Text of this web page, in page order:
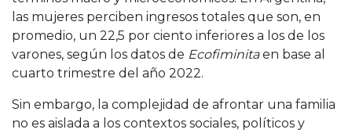
las mujeres perciben ingresos totales que son, en
promedio, un 22,5 por ciento inferiores a los de los
varones, según los datos de Ecofiminitaen base al
cuarto trimestre del año 2022.
Sin embargo, la complejidad de afrontar una familia
no es aislada a los contextos sociales, políticos y